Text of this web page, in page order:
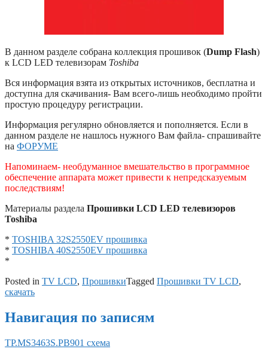
В данном разделе собрана коллекция прошивок (Dump Flash)
к LCD LED телевизорам Toshiba
Вся информация взята из открытых источников, бесплатна и
доступна для скачивания- Вам всего-лишь необходимо пройти
простую процедуру регистрации.
Информация регулярно обновляется и пополняется. Если в
данном разделе не нашлось нужного Вам файла- спрашивайте
на ФОРУМЕ
Напоминаем- необдуманное вмешательство в программное
обеспечение аппарата может привести к непредсказуемым
последствиям!
Материалы раздела Прошивки LCD LED телевизоров
Toshiba
* TOSHIBA 32S2550EV прошивка
* TOSHIBA 40S2550EV прошивка
*
Posted in TV LCD, ПрошивкиTagged Прошивки TV LCD,
скачать
Навигация по записям
TP.MS3463S.PB901 схема